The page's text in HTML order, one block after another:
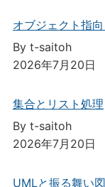
オブジェクト指
By t-saitoh
2026年7月20日
集合とリスト処理
By t-saitoh
2026年7月20日
UMLと振る舞い図